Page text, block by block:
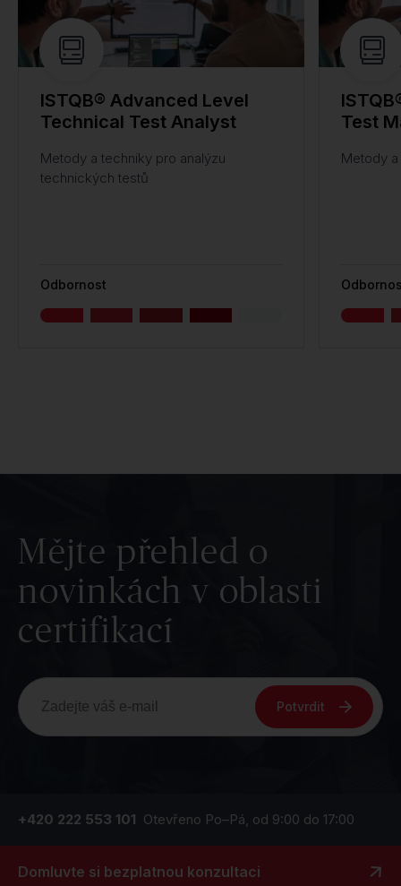
ISTQB® Advanced Level
Technical Test Analyst
Metody a techniky pro analýzu
technických testů
Odbornost
Test
Metody
Mějte přehled o
novinkách v oblasti
certifikací
Potvrdit
+420 222 553 101 Otevřeno Po–Pá, od 9:00 do 17:00
Domluvte si bezplatnou konzultaci